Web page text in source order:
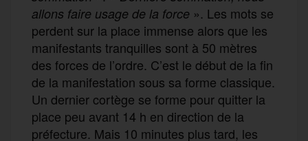
allons faire usage de la force ». Les mots se
perdent sur la place immense alors que les
manifestants tranquilles sont à 50 mètres
des forces de l’ordre. C’est le début de la fin
de la manifestation sous sa forme classique.
Un dernier cortège se forme pour quitter la
place peu avant 14 h en direction de la
préfecture. Mais 10 minutes plus tard, les